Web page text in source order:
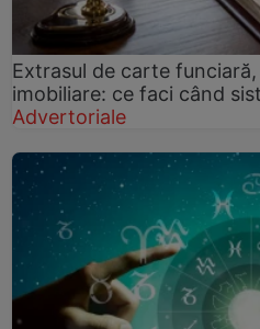
Extrasul de carte
imobiliare: ce faci când
Advertoriale